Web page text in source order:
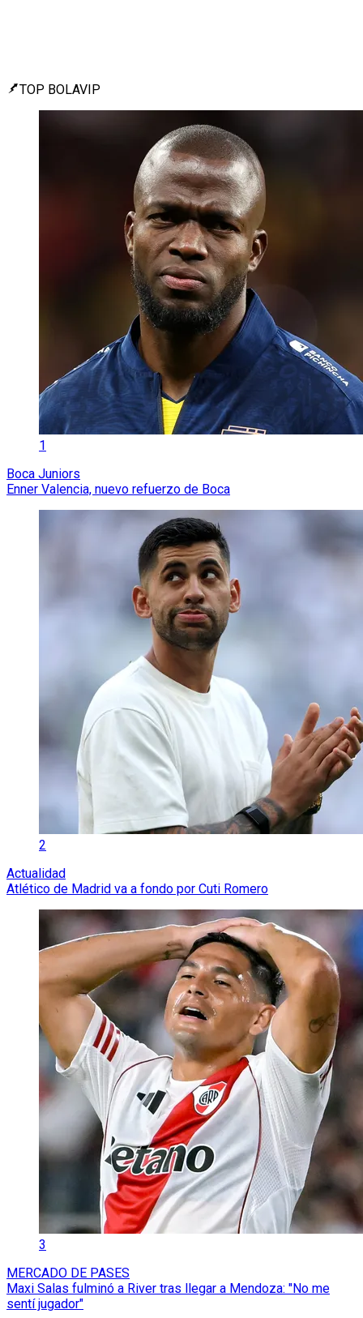
TOP BOLAVIP
1
Boca Juniors
Enner Valencia, nuevo refuerzo de Boca
2
Actualidad
Atlético de Madrid va a fondo por Cuti Romero
3
MERCADO DE PASES
Maxi Salas fulminó a River tras llegar a Mendoza: "No me
sentí jugador"